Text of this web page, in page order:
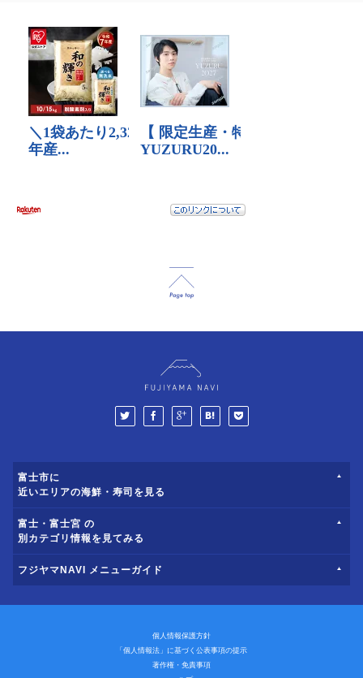
富士市に
近いエリアの海鮮・寿司を見る
富士・富士宮 の
別カテゴリ情報を見てみる
フジヤマNAVI メニューガイド
個人情報保護方針
「個人情報法」に基づく公表事項の提示
著作権・免責事項